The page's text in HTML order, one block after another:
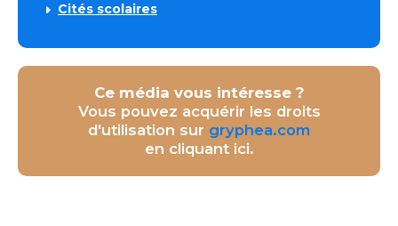
Cités scolaires
Ce média vous intéresse ?
Vous pouvez acquérir les droits
d'utilisation sur gryphea.com
en cliquant ici.